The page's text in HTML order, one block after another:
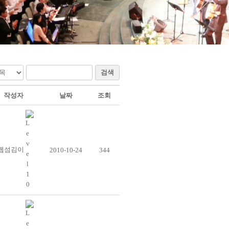
검색
작성자 날짜 조회
섬김이 2010-10-24 344